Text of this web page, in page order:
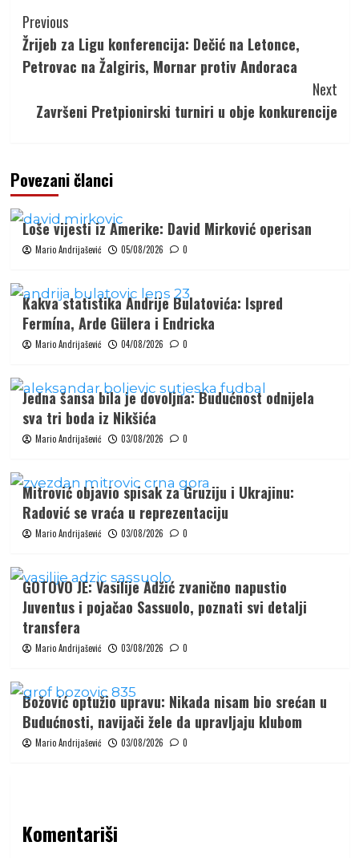
Continue
Reading
Previous
Žrijeb za Ligu konferencija: Dečić na Letonce,
Petrovac na Žalgiris, Mornar protiv Andoraca
Next
Završeni Pretpionirski turniri u obje konkurencije
Povezani članci
Loše vijesti iz Amerike: David Mirković operisan
Mario Andrijašević 05/08/2026 0
Kakva statistika Andrije Bulatovića: Ispred
Fermína, Arde Gülera i Endricka
Mario Andrijašević 04/08/2026 0
Jedna šansa bila je dovoljna: Budućnost odnijela
sva tri boda iz Nikšića
Mario Andrijašević 03/08/2026 0
Mitrović objavio spisak za Gruziju i Ukrajinu:
Radović se vraća u reprezentaciju
Mario Andrijašević 03/08/2026 0
GOTOVO JE: Vasilije Adžić zvanično napustio
Juventus i pojačao Sassuolo, poznati svi detalji
transfera
Mario Andrijašević 03/08/2026 0
Božović optužio upravu: Nikada nisam bio srećan u
Budućnosti, navijači žele da upravljaju klubom
Mario Andrijašević 03/08/2026 0
Komentariši